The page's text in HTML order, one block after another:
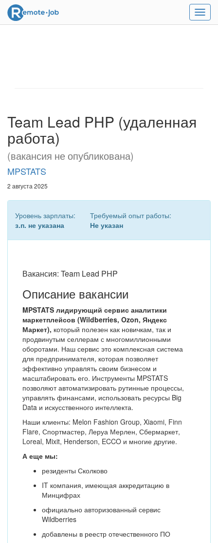
Меню
Team Lead PHP (удаленная
работа)
(вакансия не опубликована)
MPSTATS
2 августа 2025
Уровень зарплаты:
з.п. не указана
Требуемый опыт работы:
Не указан
Вакансия: Team Lead PHP
Описание вакансии
MPSTATS лидирующий сервис аналитики
маркетплейсов (Wildberries, Ozon, Яндекс
Маркет), который полезен как новичкам, так и
продвинутым селлерам с многомиллионными
оборотами. Наш сервис это комплексная система
для предпринимателя, которая позволяет
эффективно управлять своим бизнесом и
масштабировать его. Инструменты MPSTATS
позволяют автоматизировать рутинные процессы,
управлять финансами, использовать ресурсы Big
Data и искусственного интеллекта.
Наши клиенты: Melon Fashion Group, Xiaomi, Finn
Flare, Спортмастер, Леруа Мерлен, Сбермаркет,
Loreal, Mixit, Henderson, ECCO и многие другие.
А еще мы:
резиденты Сколково
IT компания, имеющая аккредитацию в
Минцифрах
официально авторизованный сервис
Wildberries
добавлены в реестр отечественного ПО